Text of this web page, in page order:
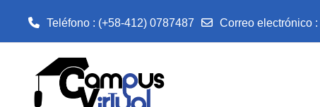
Teléfono : (+58-412) 0787487 Correo electrónico :